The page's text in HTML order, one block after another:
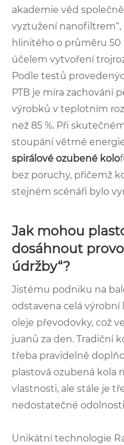
akademie věd
vyztužení
hlinitého o průměru 50
účelem vytvoření
Podle testů
PTB je míra zachování
výrobků v teplotním
než 85 %. Při
stoupání větrné
spirálové ozubené kolo
bez poruchy, přičemž
stejném scénáři bylo
Jak mohou
dosáhnout
údržby“?
Jistému podniku na
odstavena celá
oleje převodovky, což
juanů za den. Tradiční
třeba pravidelně
plastová ozubená kola
vlastnosti, ale stále je
nedostatečné
Unikátní technologie